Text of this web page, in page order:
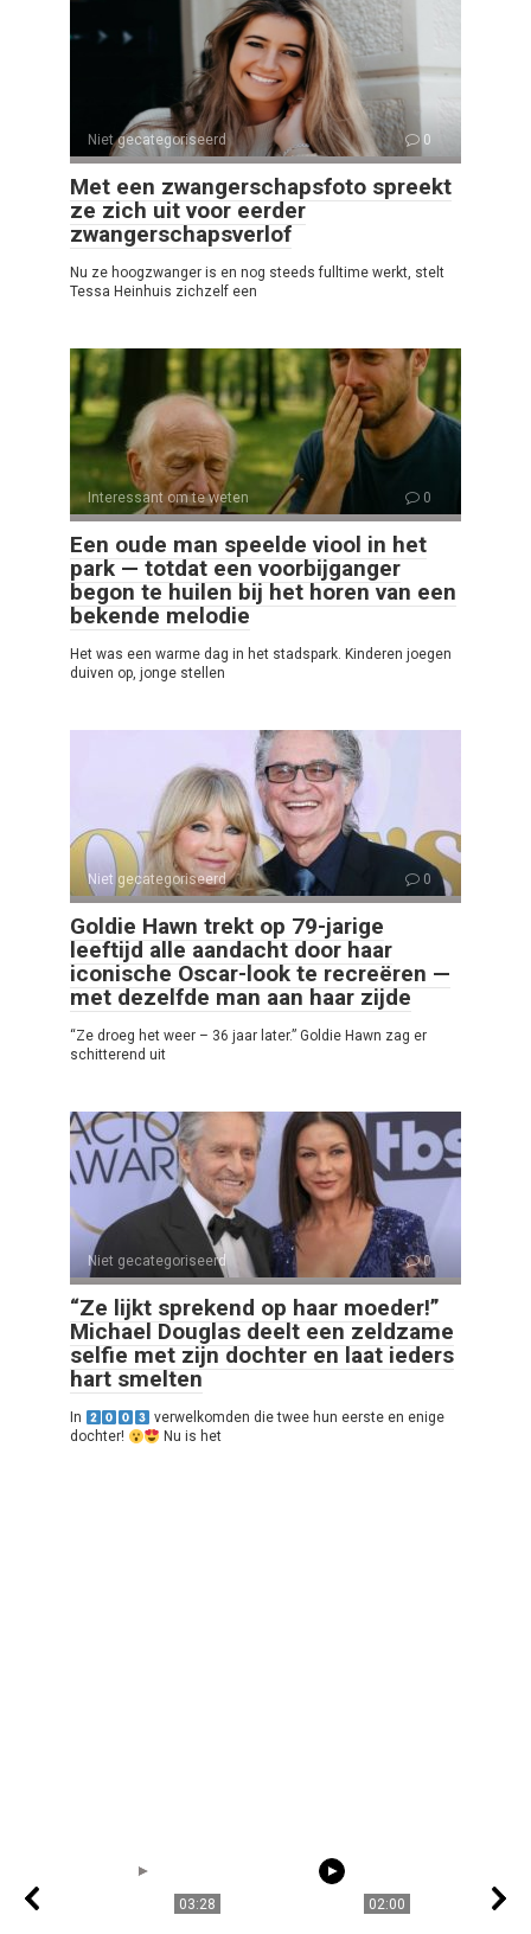
Niet gecategoriseerd 0
Met een zwangerschapsfoto spreekt
ze zich uit voor eerder
zwangerschapsverlof
Nu ze hoogzwanger is en nog steeds fulltime werkt, stelt
Tessa Heinhuis zichzelf een
Interessant om te weten 0
Een oude man speelde viool in het
park — totdat een voorbijganger
begon te huilen bij het horen van een
bekende melodie
Het was een warme dag in het stadspark. Kinderen joegen
duiven op, jonge stellen
Niet gecategoriseerd 0
Goldie Hawn trekt op 79-jarige
leeftijd alle aandacht door haar
iconische Oscar-look te recreëren —
met dezelfde man aan haar zijde
“Ze droeg het weer – 36 jaar later.” Goldie Hawn zag er
schitterend uit
Niet gecategoriseerd 0
“Ze lijkt sprekend op haar moeder!”
Michael Douglas deelt een zeldzame
selfie met zijn dochter en laat ieders
hart smelten
In
verwelkomden die twee hun eerste en enige
dochter!
Nu is het
03:28 02:00